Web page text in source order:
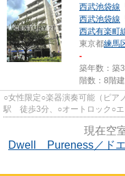
西武池袋線
西武池袋線
西武有楽町
東京都練馬
-
築年数：築
階数：8階建
○女性限定○楽器演奏可能（ピア
駅 徒歩3分、○オートロック○エ
現在空
Dwell Pureness／ド